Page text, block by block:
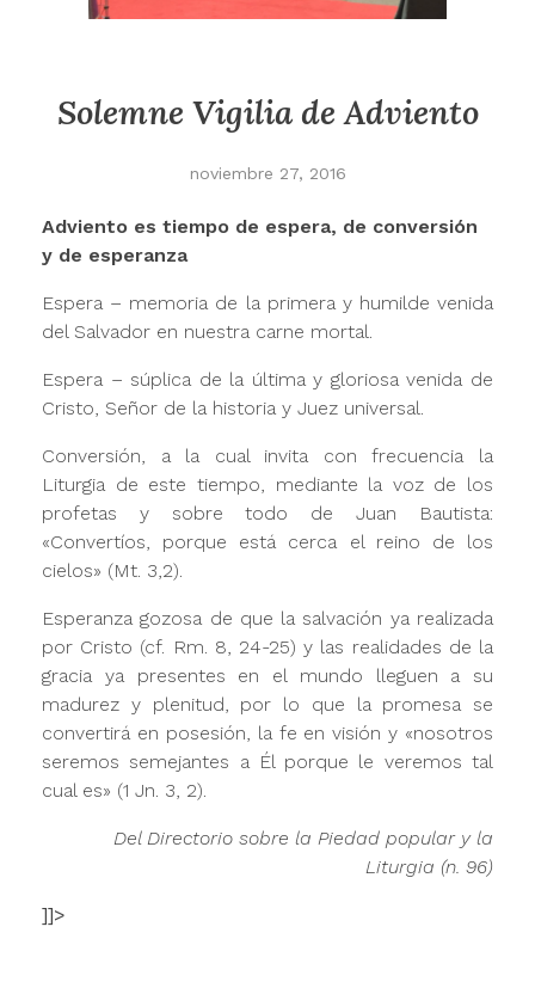
Solemne Vigilia de Adviento
noviembre 27, 2016
Adviento es tiempo de espera, de conversión
y de esperanza
Espera – memoria de la primera y humilde venida
del Salvador en nuestra carne mortal.
Espera – súplica de la última y gloriosa venida de
Cristo, Señor de la historia y Juez universal.
Conversión, a la cual invita con frecuencia la
Liturgia de este tiempo, mediante la voz de los
profetas y sobre todo de Juan Bautista:
«Convertíos, porque está cerca el reino de los
cielos» (Mt. 3,2).
Esperanza gozosa de que la salvación ya realizada
por Cristo (cf. Rm. 8, 24-25) y las realidades de la
gracia ya presentes en el mundo lleguen a su
madurez y plenitud, por lo que la promesa se
convertirá en posesión, la fe en visión y «nosotros
seremos semejantes a Él porque le veremos tal
cual es» (1 Jn. 3, 2).
Del Directorio sobre la Piedad popular y la
Liturgia (n. 96)
]]>